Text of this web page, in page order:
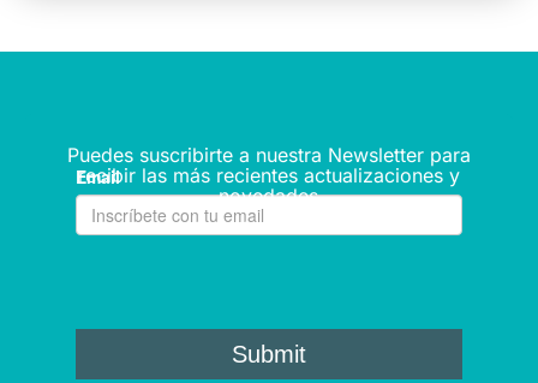
Puedes suscribirte a nuestra Newsletter para
recibir las más recientes actualizaciones y
novedades